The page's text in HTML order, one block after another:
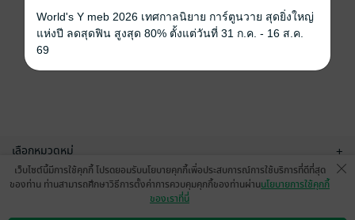
เลือกหมวดหมู่ +
บริการช่วยเหลือ
เว็บไซต์นี้มีการใช้คุกกี้ โปรดยอมรับนโยบายคุกกี้เพื่อประสบการณ์การใช้บริการที่ดีที่สุด
ของท่าน ท่านสามารถศึกษาวิธีการตั้งค่าการควบคุมคุกกี้ของท่านผ่านนโยบายการใช้คุกกี้
ของเราที่นี่
World's Y meb 2026 เทศกาลนิยาย การ์ตูนวาย สุดยิ่งใหญ่
แห่งปี ลดสุดฟิน สูงสุด 80% ตั้งแต่วันที่ 31 ก.ค. - 16 ส.ค.
69